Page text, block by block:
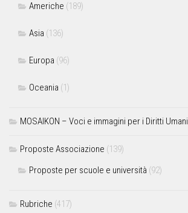
Americhe (189)
Asia (136)
Europa (96)
Oceania (1)
MOSAIKON – Voci e immagini per i Diritti Umani
Proposte Associazione (139)
Proposte per scuole e università (92)
Rubriche (417)